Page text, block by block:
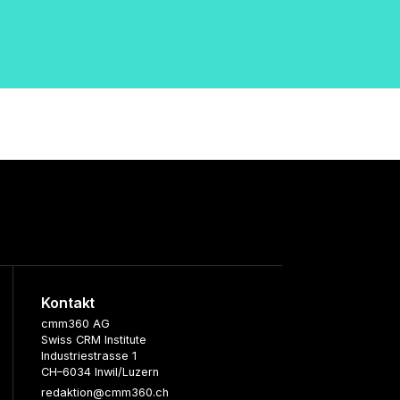
Kontakt
cmm360 AG
Swiss CRM Institute
Industriestrasse 1
CH–6034 Inwil/Luzern
redaktion@cmm360.ch